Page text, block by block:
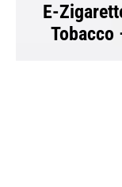
E-
Tobacco